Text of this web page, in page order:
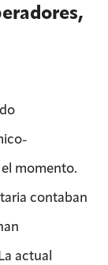
momento.
contaban
actual